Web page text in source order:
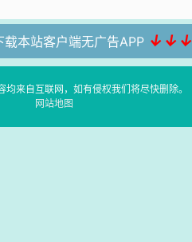
本站客户端无广告APP ↓↓↓
均来自互联网，如有侵权我们将尽快删除。
网站地图